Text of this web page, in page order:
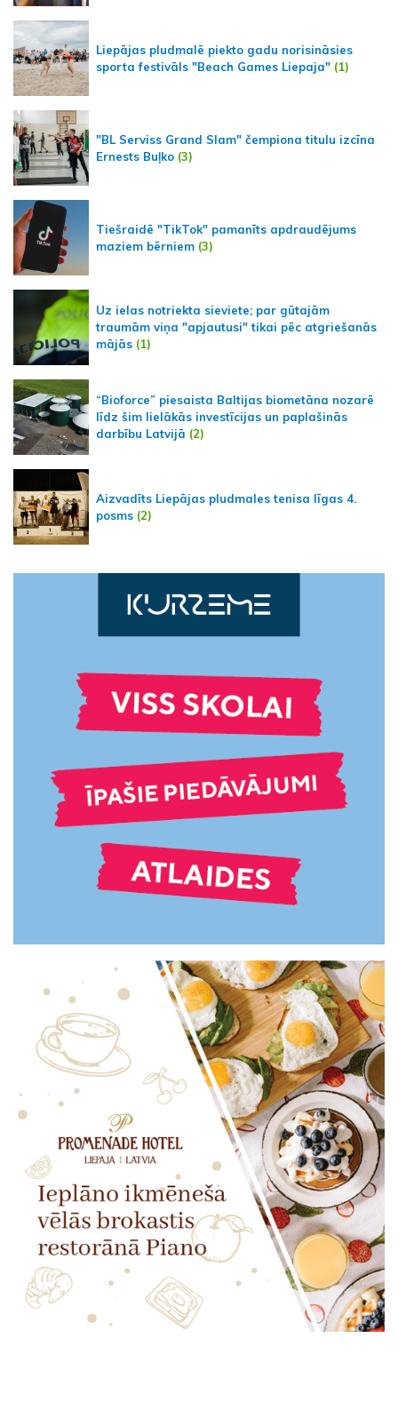
Liepājas pludmalē piekto gadu norisināsies
sporta festivāls "Beach Games Liepaja" (1)
"BL Serviss Grand Slam" čempiona titulu izcīna
Ernests Buļko (3)
Tiešraidē "TikTok" pamanīts apdraudējums
maziem bērniem (3)
Uz ielas notriekta sieviete; par gūtajām
traumām viņa "apjautusi" tikai pēc atgriešanās
mājās (1)
“Bioforce” piesaista Baltijas biometāna nozarē
līdz šim lielākās investīcijas un paplašinās
darbību Latvijā (2)
Aizvadīts Liepājas pludmales tenisa līgas 4.
posms (2)